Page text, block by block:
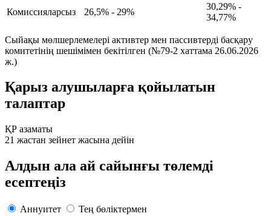
Комиссияларсыз
26,5% - 29%
30,29% -
34,77%
Сыйақы мөлшерлемелері активтер мен пассивтерді басқару
комитетінің шешімімен бекітілген (№79-2 хаттама 26.06.2026
ж.)
Қарыз алушыларға қойылатын
талаптар
ҚР азаматы
21 жастан зейнет жасына дейін
Алдын ала ай сайынғы төлемді
есептеңіз
Аннуитет
Тең бөліктермен